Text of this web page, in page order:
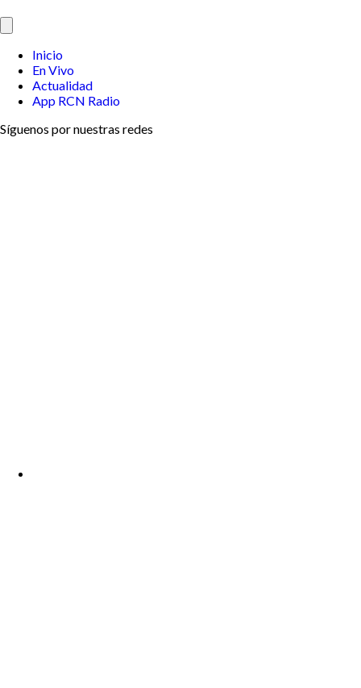
Inicio
En Vivo
Actualidad
App RCN Radio
Síguenos por nuestras redes